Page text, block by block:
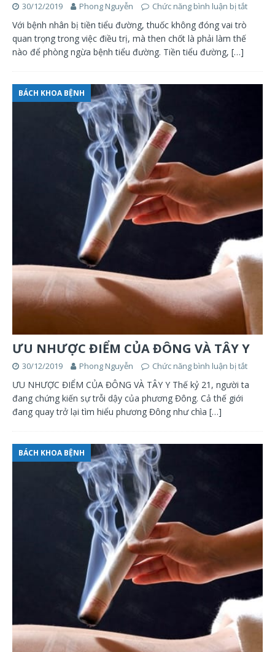
30/12/2019 Phong Nguyễn Chức năng bình luận bị tắt
Với bệnh nhân bị tiền tiểu đường, thuốc không đóng vai trò
quan trọng trong việc điều trị, mà then chốt là phải làm thế
nào để phòng ngừa bệnh tiểu đường. Tiền tiểu đường, […]
BÁCH KHOA BỆNH
ƯU NHƯỢC ĐIỂM CỦA ĐÔNG VÀ TÂY Y
30/12/2019 Phong Nguyễn Chức năng bình luận bị tắt
ƯU NHƯỢC ĐIỂM CỦA ĐÔNG VÀ TÂY Y Thế kỷ 21, người ta
đang chứng kiến sự trỗi dậy của phương Đông. Cả thế giới
đang quay trở lại tìm hiểu phương Đông như chìa […]
BÁCH KHOA BỆNH